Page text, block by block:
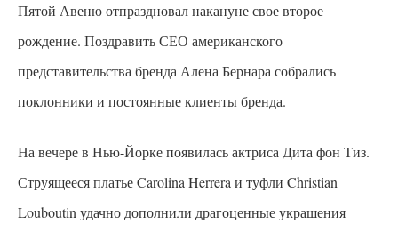
Пятой Авеню отпраздновал накануне свое второе
рождение. Поздравить СЕО американского
представительства бренда Алена Бернара собрались
поклонники и постоянные клиенты бренда.
На вечере в Нью-Йорке появилась актриса Дита фон Тиз.
Струящееся платье Carolina Herrera и туфли Christian
Louboutin удачно дополнили драгоценные украшения